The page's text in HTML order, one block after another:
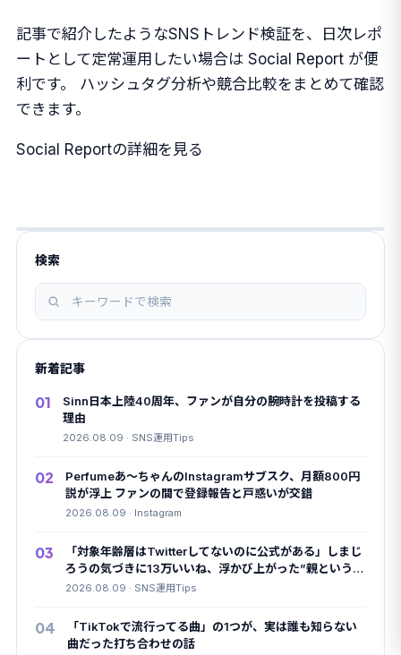
記事で紹介したようなSNSトレンド検証を、日次レポ
ートとして定常運用したい場合は Social Report が便
利です。 ハッシュタグ分析や競合比較をまとめて確認
できます。
Social Reportの詳細を見る
検索
記
事
を
検
索
新着記事
01
Sinn日本上陸40周年、ファンが自分の腕時計を投稿する
理由
2026.08.09 · SNS運用Tips
02
Perfumeあ〜ちゃんのInstagramサブスク、月額800円
説が浮上 ファンの間で登録報告と戸惑いが交錯
2026.08.09 · Instagram
03
「対象年齢層はTwitterしてないのに公式がある」しまじ
ろうの気づきに13万いいね、浮かび上がった”親というパ
トロン”
2026.08.09 · SNS運用Tips
04
「TikTokで流行ってる曲」の1つが、実は誰も知らない
曲だった打ち合わせの話